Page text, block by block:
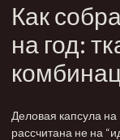
Как
на год:
Деловая капсула на
рассчитана не на